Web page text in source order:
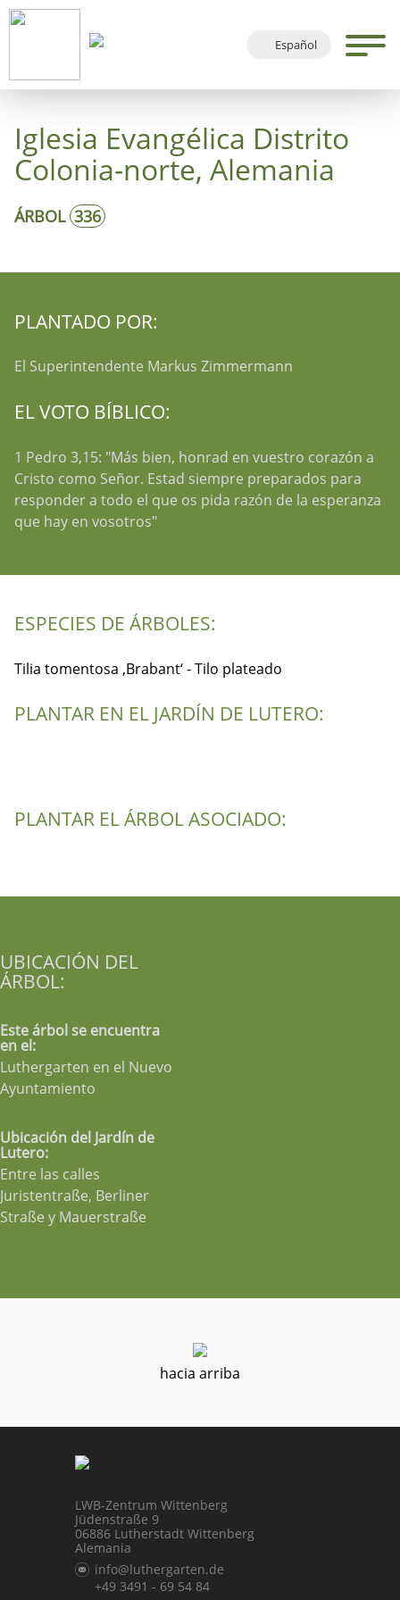
Español
Français
Iglesia Evangélica Distrito
Colonia-norte, Alemania
ÁRBOL 336
PLANTADO POR:
El Superintendente Markus Zimmermann
EL VOTO BÍBLICO:
1 Pedro 3,15: "Más bien, honrad en vuestro corazón a
Cristo como Señor. Estad siempre preparados para
responder a todo el que os pida razón de la esperanza
que hay en vosotros"
ESPECIES DE ÁRBOLES:
Tilia tomentosa ‚Brabant‘ - Tilo plateado
PLANTAR EN EL JARDÍN DE LUTERO:
PLANTAR EL ÁRBOL ASOCIADO:
UBICACIÓN DEL
ÁRBOL:
Este árbol se encuentra
en el:
Luthergarten en el Nuevo
Ayuntamiento
Ubicación del Jardín de
Lutero:
Entre las calles
Juristentraße, Berliner
Straße y Mauerstraße
hacia arriba
LWB-Zentrum Wittenberg
Jüdenstraße 9
06886 Lutherstadt Wittenberg
Alemania
info@luthergarten.de
+49 3491 - 69 54 84